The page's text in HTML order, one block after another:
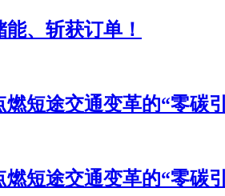
、斩获订单！
短途交通变革的“零碳
短途交通变革的“零碳